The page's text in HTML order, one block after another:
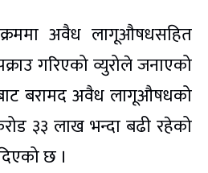
अवैध लागूऔषधसहित
गरिएको व्युरोले जनाएको
बरामद अवैध लागूऔषधको
३३ लाख भन्दा बढी रहेको
छ ।